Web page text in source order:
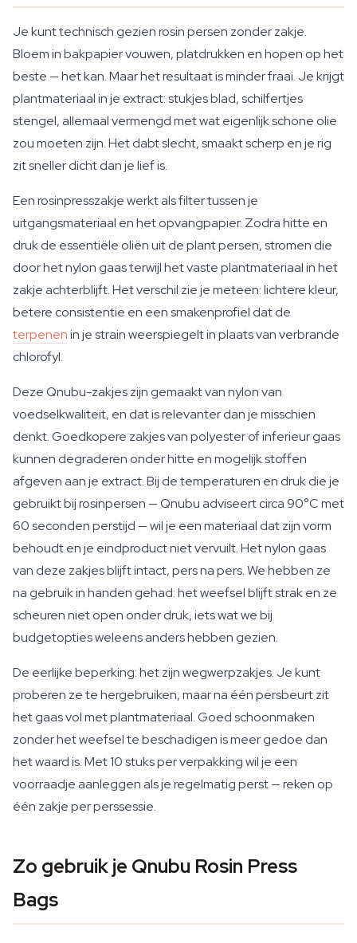
Je kunt technisch gezien rosin persen zonder zakje.
Bloem in bakpapier vouwen, platdrukken en hopen op het
beste — het kan. Maar het resultaat is minder fraai. Je krijgt
plantmateriaal in je extract: stukjes blad, schilfertjes
stengel, allemaal vermengd met wat eigenlijk schone olie
zou moeten zijn. Het dabt slecht, smaakt scherp en je rig
zit sneller dicht dan je lief is.
Een rosinpresszakje werkt als filter tussen je
uitgangsmateriaal en het opvangpapier. Zodra hitte en
druk de essentiële oliën uit de plant persen, stromen die
door het nylon gaas terwijl het vaste plantmateriaal in het
zakje achterblijft. Het verschil zie je meteen: lichtere kleur,
betere consistentie en een smakenprofiel dat de
terpenenin je strain weerspiegelt in plaats van verbrande
chlorofyl.
Deze Qnubu-zakjes zijn gemaakt van nylon van
voedselkwaliteit, en dat is relevanter dan je misschien
denkt. Goedkopere zakjes van polyester of inferieur gaas
kunnen degraderen onder hitte en mogelijk stoffen
afgeven aan je extract. Bij de temperaturen en druk die je
gebruikt bij rosinpersen — Qnubu adviseert circa 90°C met
60 seconden perstijd — wil je een materiaal dat zijn vorm
behoudt en je eindproduct niet vervuilt. Het nylon gaas
van deze zakjes blijft intact, pers na pers. We hebben ze
na gebruik in handen gehad: het weefsel blijft strak en ze
scheuren niet open onder druk, iets wat we bij
budgetopties weleens anders hebben gezien.
De eerlijke beperking: het zijn wegwerpzakjes. Je kunt
proberen ze te hergebruiken, maar na één persbeurt zit
het gaas vol met plantmateriaal. Goed schoonmaken
zonder het weefsel te beschadigen is meer gedoe dan
het waard is. Met 10 stuks per verpakking wil je een
voorraadje aanleggen als je regelmatig perst — reken op
één zakje per perssessie.
Zo gebruik je Qnubu Rosin Press
Bags